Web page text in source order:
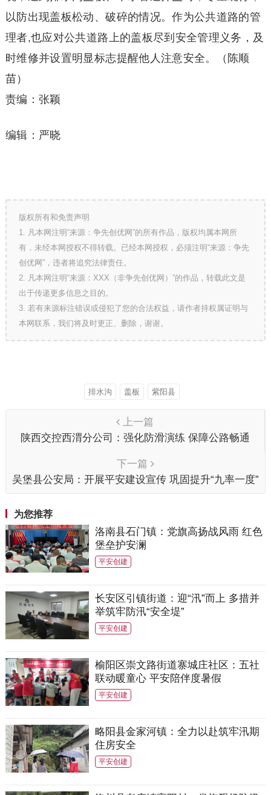
以防出现盖板松动、破碎的情况。作为公共道路的管
理者,也应对公共道路上的盖板尽到安全管理义务，及
时维修并设置明显标志提醒他人注意安全。（陈顺
苗）
责编：张颖
编辑：严晓
版权所有和免责声明
1. 凡本网注明“来源：争先创优网”的所有作品，版权均属本网所
有，未经本网授权不得转载。已经本网授权，必须注明“来源：争先
创优网”，违者将追究法律责任。
2. 凡本网注明“来源：XXX（非争先创优网）”的作品，转载此文是
出于传递更多信息之目的。
3. 若有来源标注错误或侵犯了您的合法权益，请作者持权属证明与
本网联系，我们将及时更正、删除，谢谢。
排水沟 盖板 紫阳县
上一篇
陕西交控西渭分公司：强化防滑演练 保障公路畅通
下一篇
吴堡县公安局：开展平安建设宣传 巩固提升“九率一度”
为您推荐
洛南县石门镇：党旗高扬战风雨 红色
堡垒护安澜
平安创建
长安区引镇街道：迎“汛”而上 多措并
举筑牢防汛“安全堤”
平安创建
榆阳区崇文路街道寨城庄社区：五社
联动暖童心 平安陪伴度暑假
平安创建
略阳县金家河镇：全力以赴筑牢汛期
住房安全
平安创建